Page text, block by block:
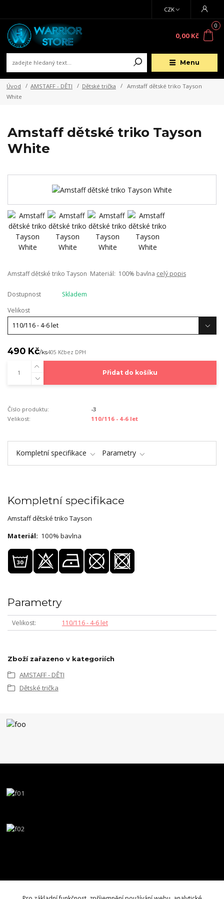
Menu
CZK
0
0,00 Kč
Úvod AMSTAFF - DĚTI Dětské trička
Amstaff dětské triko Tayson
White
Amstaff dětské triko Tayson
White
Amstaff dětské triko Tayson Materiál: 100% bavlna celý popis
Dostupnost
Skladem
Velikost
490 Kč/ks405 Kčbez DPH
Přidat do košíku
Číslo produktu:
-3
Velikost:
110/116 - 4-6 let
Kompletní specifikace Parametry
Kompletní specifikace
Amstaff dětské triko Tayson
Materiál: 100% bavlna
Parametry
Velikost 110/116 - 4-6 let
Zboží zařazeno v kategoriích
AMSTAFF - DĚTI
Dětské trička